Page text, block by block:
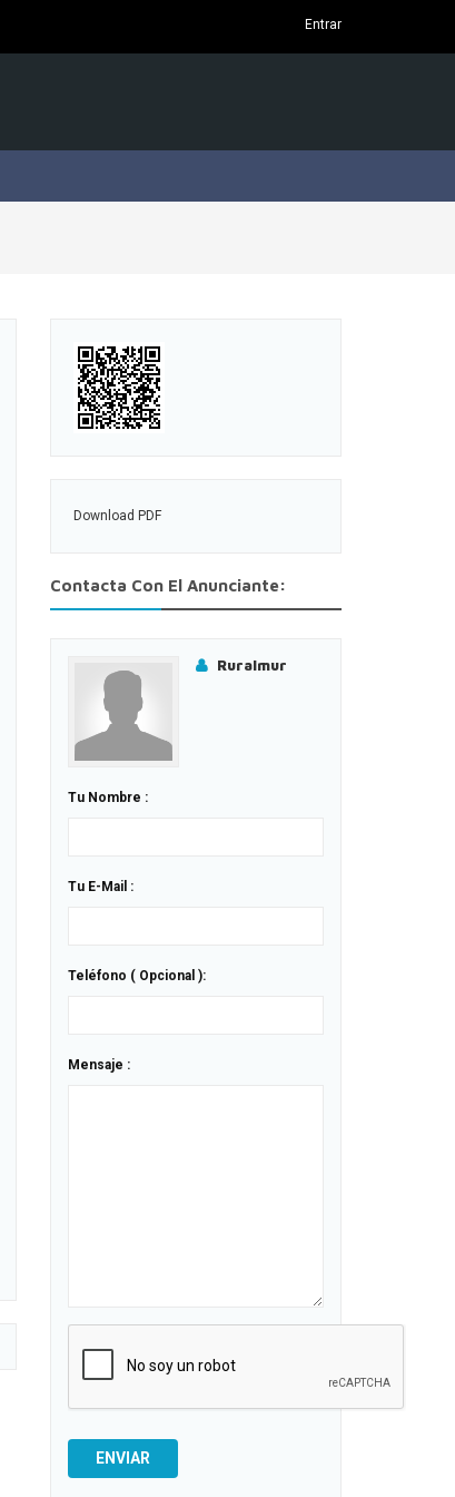
Entrar
Download PDF
Contacta Con El Anunciante:
Ruralmur
Tu Nombre :
Tu E-Mail :
Teléfono ( Opcional ):
Mensaje :
ENVIAR